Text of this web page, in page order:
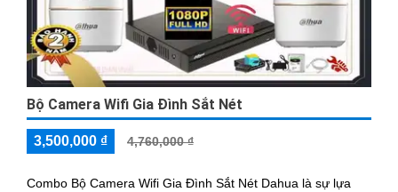
Bộ Camera Wifi Gia Đình Sắt Nét
3,500,000 ₫ 4,760,000 ₫
Combo Bộ Camera Wifi Gia Đình Sắt Nét Dahua là sự lựa